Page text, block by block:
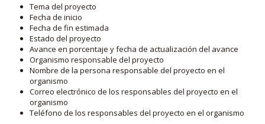
Tema del proyecto
Fecha de inicio
Fecha de fin estimada
Estado del proyecto
Avance en porcentaje y fecha de actualización del avance
Organismo responsable del proyecto
Nombre de la persona responsable del proyecto en el
organismo
Correo electrónico de los responsables del proyecto en el
organismo
Teléfono de los responsables del proyecto en el organismo